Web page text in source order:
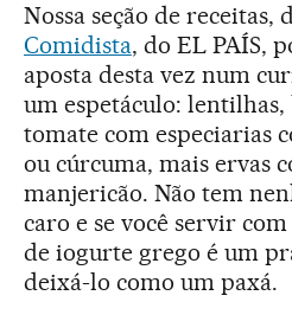
Nossa seção de receitas,
Comidista, do EL PAÍS,
aposta desta vez num
um espetáculo: lentilhas,
tomate com especiarias
ou cúrcuma, mais ervas
manjericão. Não tem
caro e se você servir
de iogurte grego é um
deixá-lo como um paxá.